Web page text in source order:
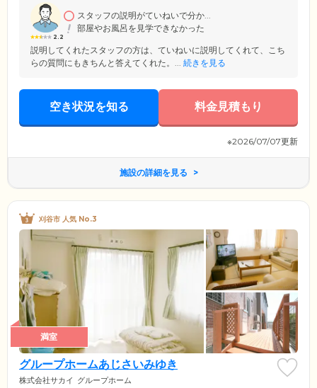
2.2
スタッフの説明がていねいで分か...
部屋やお風呂を見学できなかった
説明してくれたスタッフの方は、ていねいに説明してくれて、こち
らの質問にもきちんと答えてくれた。... 続きを見る
空き状況を知る 料金見積もり
※2026/07/07更新
施設の詳細を見る
刈谷市 人気 No.3
満室
グループホームあじさいみゆき
株式会社サカイ グループホーム